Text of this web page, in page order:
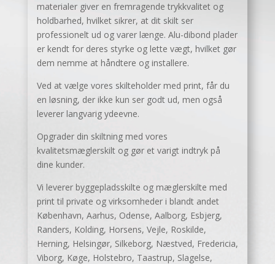
materialer giver en fremragende trykkvalitet og
holdbarhed, hvilket sikrer, at dit skilt ser
professionelt ud og varer længe. Alu-dibond plader
er kendt for deres styrke og lette vægt, hvilket gør
dem nemme at håndtere og installere.
Ved at vælge vores skilteholder med print, får du
en løsning, der ikke kun ser godt ud, men også
leverer langvarig ydeevne.
Opgrader din skiltning med vores
kvalitetsmæglerskilt og gør et varigt indtryk på
dine kunder.
Vi leverer byggepladsskilte og mæglerskilte med
print til private og virksomheder i blandt andet
København, Aarhus, Odense, Aalborg, Esbjerg,
Randers, Kolding, Horsens, Vejle, Roskilde,
Herning, Helsingør, Silkeborg, Næstved, Fredericia,
Viborg, Køge, Holstebro, Taastrup, Slagelse,